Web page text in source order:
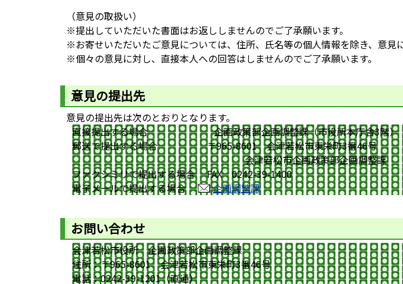
（意見の取扱い）
※提出していただいた書面はお返ししませんのでご了承願います。
※お寄せいただいたご意見については、住所、氏名等の個人情報を除き、意見
※個々の意見に対し、直接本人への回答はしませんのでご了承願います。
意見の提出先
意見の提出先は次のとおりとなります。
直接提出する場合 企画政策部企画調整課（市役所本庁舎3階）
郵送で提出する場合 〒965-8601 会津若松市東栄町3番46号
会津若松市企画政策部企画調整課
ファクシミリで提出する場合 FAX 0242-39-1400
電子メールで提出する場合
企画調整課
お問い合わせ
会津若松市役所 企画政策部企画調整課
住所：〒965-8601 会津若松市東栄町3番46号
電話：0242-39-1201（直通）